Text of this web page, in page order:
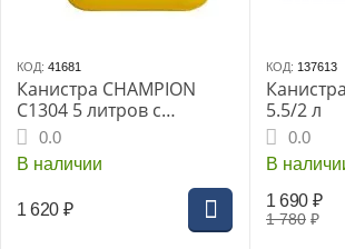
КОД: 41681
Канистра CHAMPION
C1304 5 литров с
защитой от перелива
0.0
В наличии
1 620 ₽
КОД: 137613
5.5/2 л
0.0
В
1 780 ₽
1 690 ₽